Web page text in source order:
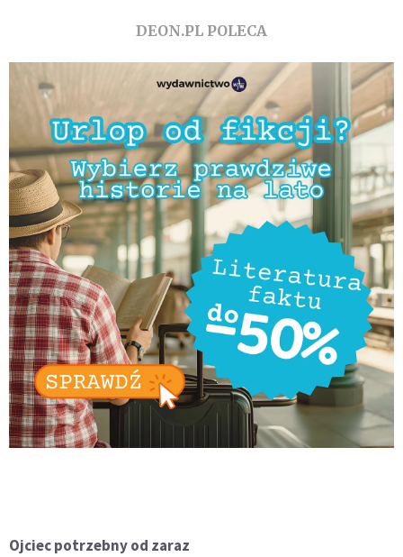
DEON.PL POLECA
Ojciec potrzebny od zaraz